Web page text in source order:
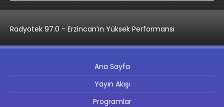
Radyotek 97.0 - Erzincan’ın Yüksek Performansı
Ana Sayfa
Yayın Akışı
Programlar